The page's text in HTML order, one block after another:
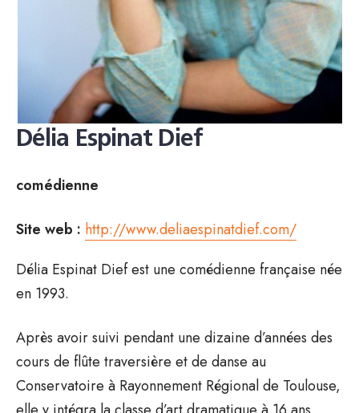
Délia Espinat Dief
comédienne
Site web : http://www.deliaespinatdief.com/
Délia Espinat Dief est une comédienne française née
en 1993.
Après avoir suivi pendant une dizaine d’années des
cours de flûte traversière et de danse au
Conservatoire à Rayonnement Régional de Toulouse,